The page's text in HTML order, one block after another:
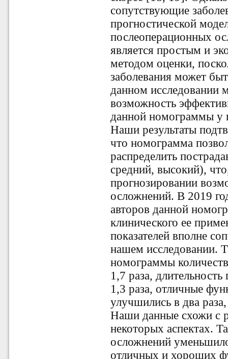
сопутствующие
прогностической
послеоперационных
является простым и
методом оценки,
заболевания может
данном исследовании
возможность
данной номограммы
Наши результаты
что номограмма
распределить
средний, высокий),
прогнозировании
осложнений. В 2019
авторов данной
клинического ее
показателей вполне
нашем исследовании.
номограммы
1,7 раза,
1,3 раза, отличные
улучшились в два
Наши данные схожи с
некоторых аспектах.
осложнений
отличных и хороших